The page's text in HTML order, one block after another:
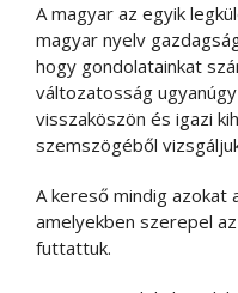
A magyar az egyik
magyar nyelv
hogy gondolatainkat
változatosság ugyanúgy
visszaköszön és igazi
szemszögéből
A kereső mindig azokat
amelyekben szerepel
futtattuk.